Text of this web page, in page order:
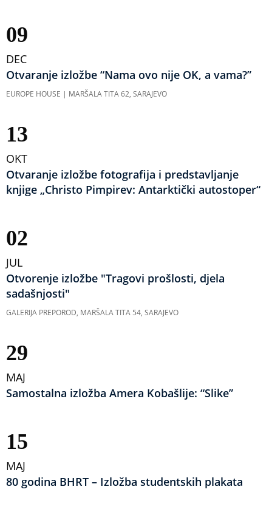
09
DEC
Otvaranje izložbe “Nama ovo nije OK, a vama?”
EUROPE HOUSE | MARŠALA TITA 62, SARAJEVO
13
OKT
Otvaranje izložbe fotografija i predstavljanje
knjige „Christo Pimpirev: Antarktički autostoper“
02
JUL
Otvorenje izložbe "Tragovi prošlosti, djela
sadašnjosti"
GALERIJA PREPOROD, MARŠALA TITA 54, SARAJEVO
29
MAJ
Samostalna izložba Amera Kobašlije: “Slike”
15
MAJ
80 godina BHRT – Izložba studentskih plakata